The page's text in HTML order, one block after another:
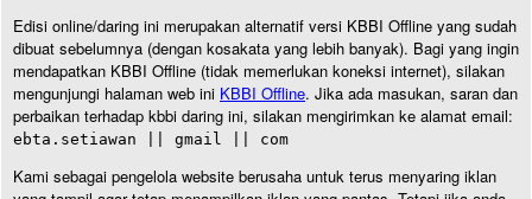
Edisi online/daring ini merupakan alternatif versi KBBI Offline yang sudah
dibuat sebelumnya (dengan kosakata yang lebih banyak). Bagi yang ingin
mendapatkan KBBI Offline (tidak memerlukan koneksi internet), silakan
mengunjungi halaman web ini KBBI Offline. Jika ada masukan, saran dan
perbaikan terhadap kbbi daring ini, silakan mengirimkan ke alamat email:
ebta.setiawan || gmail || com
Kami sebagai pengelola website berusaha untuk terus menyaring iklan